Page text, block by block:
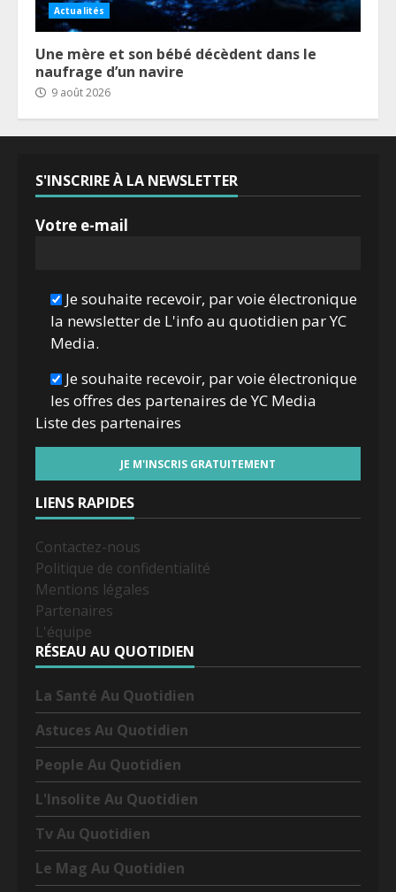
Actualités
Une mère et son bébé décèdent dans le
naufrage d’un navire
9 août 2026
S'INSCRIRE À LA NEWSLETTER
Votre e-mail
Je souhaite recevoir, par voie électronique
la newsletter de L'info au quotidien par YC
Media.
Je souhaite recevoir, par voie électronique
les offres des partenaires de YC Media
Liste des partenaires
LIENS RAPIDES
Contactez-nous
Politique de confidentialité
Mentions légales
Partenaires
L'équipe
RÉSEAU AU QUOTIDIEN
La Santé Au Quotidien
Astuces Au Quotidien
People Au Quotidien
L'Insolite Au Quotidien
Tv Au Quotidien
Le Mag Au Quotidien